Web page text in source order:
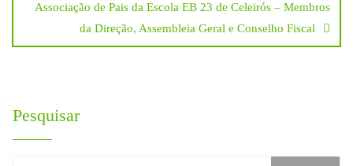
artigos
Associação de Pais da Escola EB 23 de Celeirós – Membros
da Direção, Assembleia Geral e Conselho Fiscal
Pesquisar